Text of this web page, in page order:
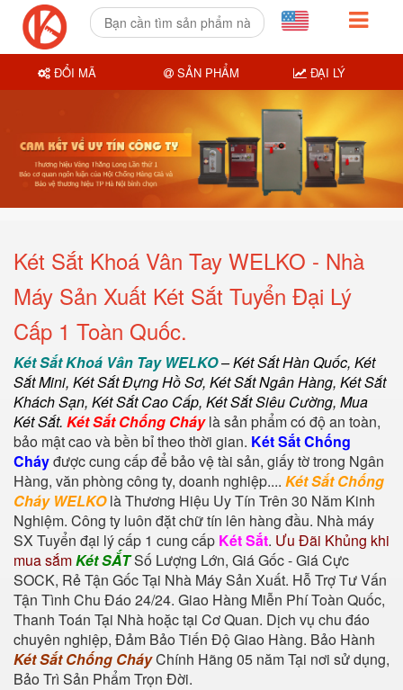
Két Sắt Khoá Vân Tay WELKO - Nhà
Máy Sản Xuất Két Sắt Tuyển Đại Lý
Cấp 1 Toàn Quốc.
Két Sắt Khoá Vân Tay WELKO–Két Sắt Hàn Quốc, Két
Sắt Mini, Két Sắt Đựng Hồ Sơ, Két Sắt Ngân Hàng, Két Sắt
Khách Sạn, Két Sắt Cao Cấp, Két Sắt Siêu Cường, Mua
Két Sắt. Két Sắt Chống Cháylà sản phẩm có độ an toàn,
bảo mật cao và bền bỉ theo thời gian. Két Sắt Chống
Cháyđược cung cấp để bảo vệ tài sản, giấy tờ trong Ngân
Hàng, văn phòng công ty, doanh nghiệp.... Két Sắt Chống
Cháy WELKOlà Thương Hiệu Uy Tín Trên 30 Năm Kinh
Nghiệm. Công ty luôn đặt chữ tín lên hàng đầu. Nhà máy
SX Tuyển đại lý cấp 1 cung cấp Két Sắt. Ưu Đãi Khủng khi
mua sắmKét SẮTSố Lượng Lớn, Giá Gốc - Giá Cực
SOCK, Rẻ Tận Gốc Tại Nhà Máy Sản Xuất. Hỗ Trợ Tư Vấn
Tận Tình Chu Đáo 24/24. Giao Hàng Miễn Phí Toàn Quốc,
Thanh Toán Tại Nhà hoặc tại Cơ Quan. Dịch vụ chu đáo
chuyên nghiệp, Đảm Bảo Tiến Độ Giao Hàng. Bảo Hành
Két Sắt Chống CháyChính Hãng 05 năm Tại nơi sử dụng,
Bảo Trì Sản Phẩm Trọn Đời.
ĐỔI MÃ SẢN PHẨM ĐẠI LÝ